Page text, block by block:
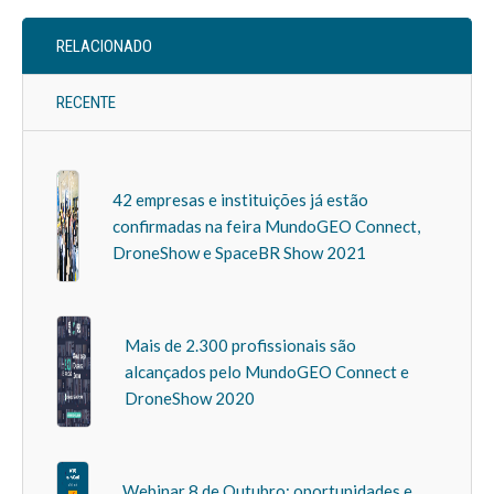
RELACIONADO
RECENTE
42 empresas e instituições já estão
confirmadas na feira MundoGEO Connect,
DroneShow e SpaceBR Show 2021
Mais de 2.300 profissionais são
alcançados pelo MundoGEO Connect e
DroneShow 2020